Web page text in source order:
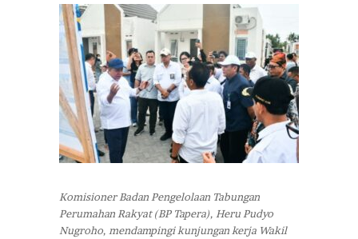
Komisioner Badan Pengelolaan Tabungan
Perumahan Rakyat (BP Tapera), Heru Pudyo
Nugroho, mendampingi kunjungan kerja Wakil